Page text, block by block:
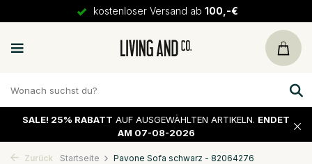
kostenloser Versand ab 100,-€
SALE! 25% RABATT AUF AUSGEWÄHLTEN ARTIKELN. ENDET
AM 07-08-2026
Zurück Startseite Pavone Sofa schwarz - 82064276